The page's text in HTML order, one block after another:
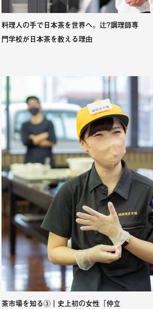
料理人の手で日本茶を世界へ。辻?調理師専
門学校が日本茶を教える理由
茶市場を知る③｜史上初の女性「仲立